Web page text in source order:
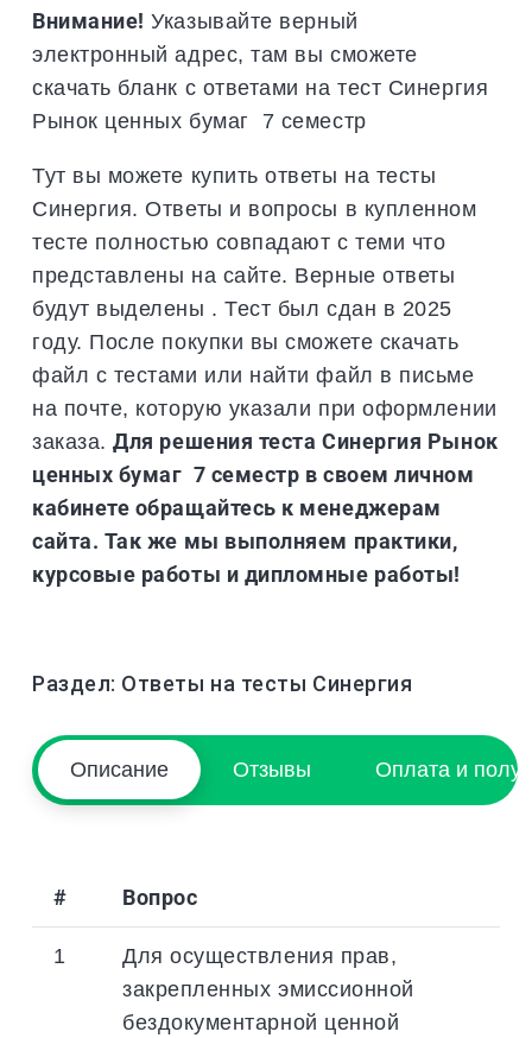
бумаг
Синергия
7
семестр
Внимание! Указывайте верный
электронный адрес, там вы сможете
скачать бланк с ответами на тест Синергия
Рынок ценных бумаг 7 семестр
Тут вы можете купить ответы на тесты
Синергия. Ответы и вопросы в купленном
тесте полностью совпадают с теми что
представлены на сайте. Верные ответы
будут выделены . Тест был сдан в 2025
году. После покупки вы сможете скачать
файл с тестами или найти файл в письме
на почте, которую указали при оформлении
заказа.Для решения теста Синергия Рынок
ценных бумаг 7 семестр в своем личном
кабинете обращайтесь к менеджерам
сайта. Так же мы выполняем практики,
курсовые работы и дипломные работы!
Раздел: Ответы на тесты Синергия
Описание Отзывы Оплата и
# Вопрос
1
Для осуществления прав,
закрепленных эмиссионной
бездокументарной ценной